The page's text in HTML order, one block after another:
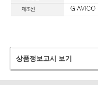
상품정보고시 보기